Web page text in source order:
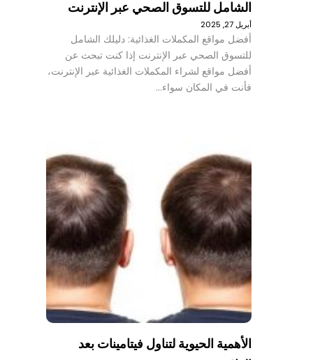
الشامل للتسوق الصحي عبر الإنترنت
أبريل 27, 2025
أفضل مواقع المكملات الغذائية: دليلك الشامل
للتسوق الصحي عبر الإنترنت إذا كنت تبحث عن
أفضل مواقع لشراء المكملات الغذائية عبر الإنترنت،
فأنت في المكان سواء…
الأهمية الحيوية لتناول فيتامينات بعد